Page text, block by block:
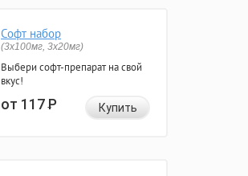
Софт набор
(3x100мг, 3x20мг)
Выбери софт-препарат на свой
вкус!
от 117Р Купить